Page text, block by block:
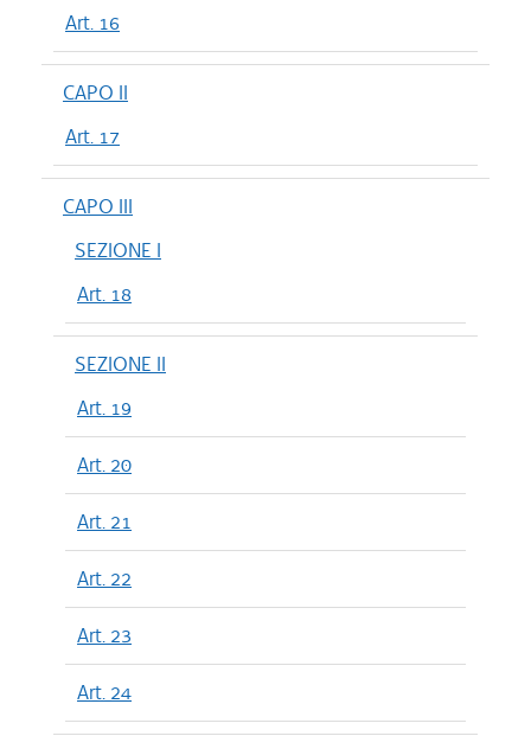
Art. 16
CAPO II
Art. 17
CAPO III
SEZIONE I
Art. 18
SEZIONE II
Art. 19
Art. 20
Art. 21
Art. 22
Art. 23
Art. 24